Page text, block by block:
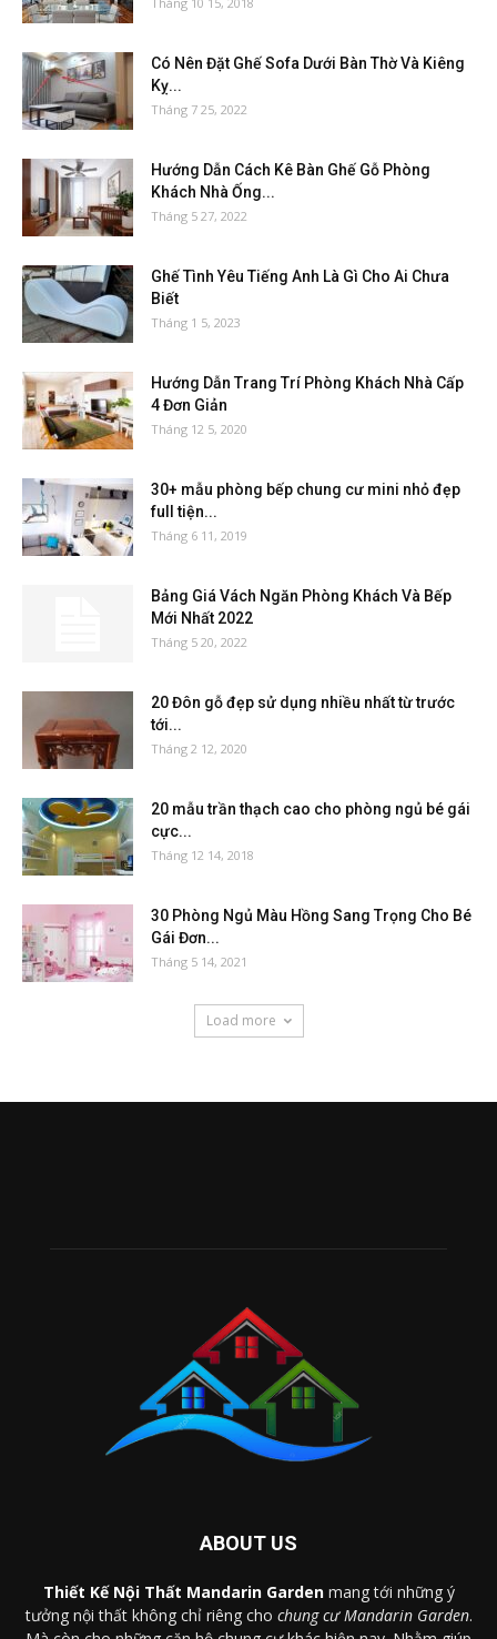
Có Nên Đặt Ghế Sofa Dưới Bàn Thờ Và Kiêng
Kỵ...
Tháng 7 25, 2022
Hướng Dẫn Cách Kê Bàn Ghế Gỗ Phòng
Khách Nhà Ống...
Tháng 5 27, 2022
Ghế Tình Yêu Tiếng Anh Là Gì Cho Ai Chưa
Biết
Tháng 1 5, 2023
Hướng Dẫn Trang Trí Phòng Khách Nhà Cấp
4 Đơn Giản
Tháng 12 5, 2020
30+ mẫu phòng bếp chung cư mini nhỏ đẹp
full tiện...
Tháng 6 11, 2019
Bảng Giá Vách Ngăn Phòng Khách Và Bếp
Mới Nhất 2022
Tháng 5 20, 2022
20 Đôn gỗ đẹp sử dụng nhiều nhất từ trước
tới...
Tháng 2 12, 2020
20 mẫu trần thạch cao cho phòng ngủ bé gái
cực...
Tháng 12 14, 2018
30 Phòng Ngủ Màu Hồng Sang Trọng Cho Bé
Gái Đơn...
Tháng 5 14, 2021
Load more
ABOUT US
Thiết Kế Nội Thất Mandarin Gardenmang tới những ý
tưởng nội thất không chỉ riêng cho chung cư Mandarin Garden.